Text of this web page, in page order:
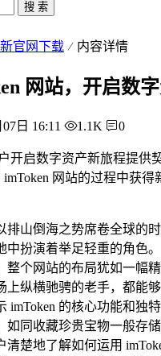
搜 索
官网下载 内容详情
网站，开启数
日 16:11 1.1K 0
开启数字资产新旅程提
网站的过程中获
排山倒海之势席卷全球的
中扮演着举足轻重的角色
整个网站的布局犹如一幅
上纵横驰骋的老手，都能
imToken 的核心功能和独
如同收藏珍贵宝物一般存
清楚地了解如何运用